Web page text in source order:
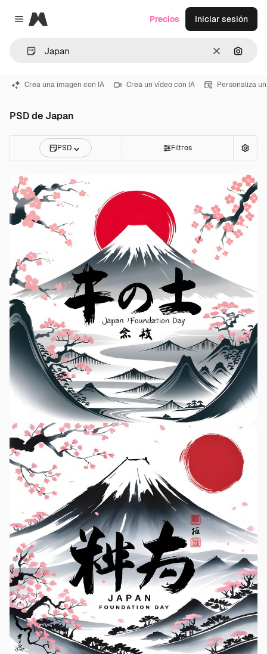
Close menu
Magnific
Borrar
Precios Iniciar sesión
Crea una imagen con IA Crea un vídeo con IA Personaliza
PSD de Japan
PSD Filtros